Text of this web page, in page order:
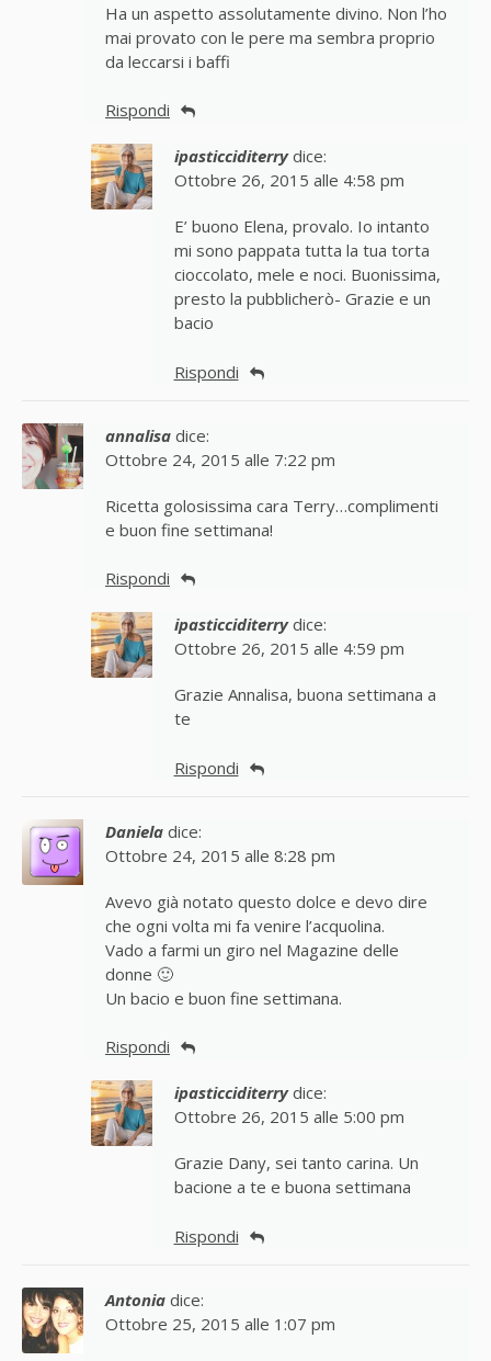
Ha un aspetto assolutamente divino. Non l’ho
mai provato con le pere ma sembra proprio
da leccarsi i baffi
Rispondi
ipasticciditerry dice:
Ottobre 26, 2015 alle 4:58 pm
E’ buono Elena, provalo. Io intanto
mi sono pappata tutta la tua torta
cioccolato, mele e noci. Buonissima,
presto la pubblicherò- Grazie e un
bacio
Rispondi
annalisa dice:
Ottobre 24, 2015 alle 7:22 pm
Ricetta golosissima cara Terry…complimenti
e buon fine settimana!
Rispondi
ipasticciditerry dice:
Ottobre 26, 2015 alle 4:59 pm
Grazie Annalisa, buona settimana a
te
Rispondi
Daniela dice:
Ottobre 24, 2015 alle 8:28 pm
Avevo già notato questo dolce e devo dire
che ogni volta mi fa venire l’acquolina.
Vado a farmi un giro nel Magazine delle
donne 🙂
Un bacio e buon fine settimana.
Rispondi
ipasticciditerry dice:
Ottobre 26, 2015 alle 5:00 pm
Grazie Dany, sei tanto carina. Un
bacione a te e buona settimana
Rispondi
Antonia dice:
Ottobre 25, 2015 alle 1:07 pm